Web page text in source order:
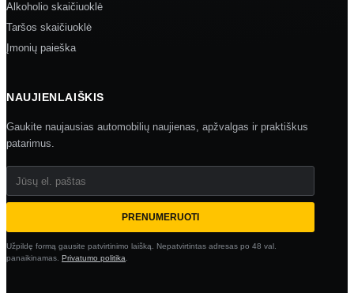
Alkoholio skaičiuoklė
Taršos skaičiuoklė
Įmonių paieška
NAUJIENLAIŠKIS
Gaukite naujausias automobilių naujienas, apžvalgas ir praktiškus
patarimus.
Jūsų el. paštas
PRENUMERUOTI
Užpildę formą gausite patvirtinimo laišką. Nepatvirtintas adresas po 48 val.
panaikinamas. Privatumo politika.